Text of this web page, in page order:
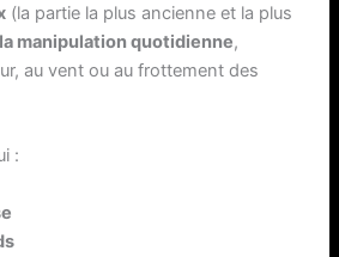
(la partie la plus ancienne et la plus
manipulation quotidienne,
au vent ou au frottement des
: